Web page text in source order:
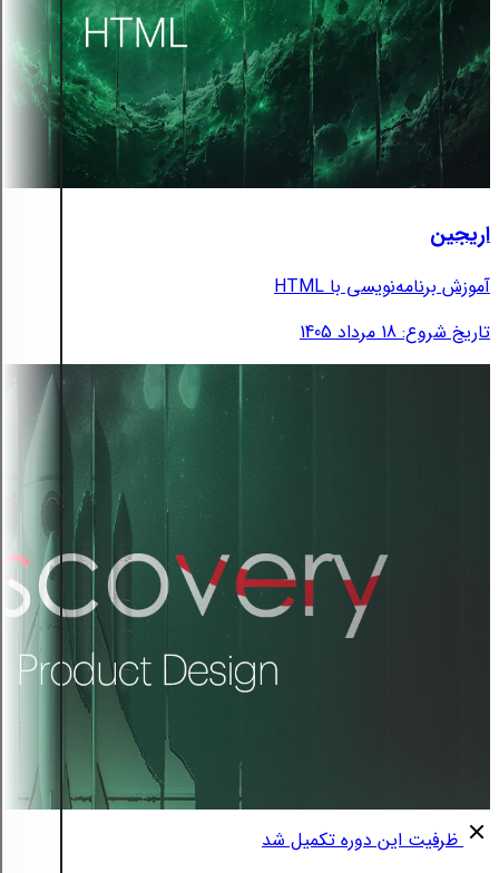
اریجین
آموزش برنامه‌نویسی با HTML
تاریخ شروع: 18 مرداد 1405
ظرفیت این دوره تکمیل شد